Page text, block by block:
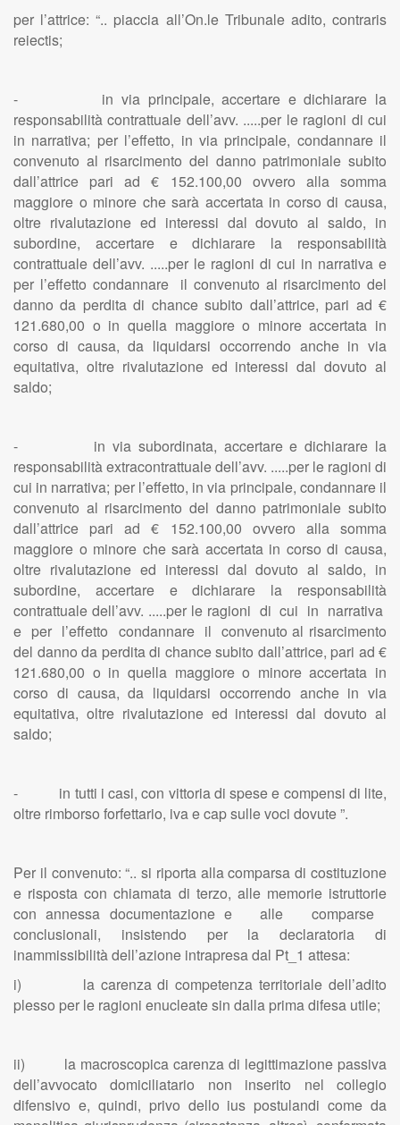
per l’attrice: “.. piaccia all’On.le Tribunale adito, contraris
reiectis;
- in via principale, accertare e dichiarare la
responsabilità contrattuale dell’avv. .....per le ragioni di cui
in narrativa; per l’effetto, in via principale, condannare il
convenuto al risarcimento del danno patrimoniale subito
dall’attrice pari ad € 152.100,00 ovvero alla somma
maggiore o minore che sarà accertata in corso di causa,
oltre rivalutazione ed interessi dal dovuto al saldo, in
subordine, accertare e dichiarare la responsabilità
contrattuale dell’avv. .....per le ragioni di cui in narrativa e
per l’effetto condannare il convenuto al risarcimento del
danno da perdita di chance subito dall’attrice, pari ad €
121.680,00 o in quella maggiore o minore accertata in
corso di causa, da liquidarsi occorrendo anche in via
equitativa, oltre rivalutazione ed interessi dal dovuto al
saldo;
- in via subordinata, accertare e dichiarare la
responsabilità extracontrattuale dell’avv. .....per le ragioni di
cui in narrativa; per l’effetto, in via principale, condannare il
convenuto al risarcimento del danno patrimoniale subito
dall’attrice pari ad € 152.100,00 ovvero alla somma
maggiore o minore che sarà accertata in corso di causa,
oltre rivalutazione ed interessi dal dovuto al saldo, in
subordine, accertare e dichiarare la responsabilità
contrattuale dell’avv. .....per le ragioni di cui in narrativa
e per l’effetto condannare il convenuto al risarcimento
del danno da perdita di chance subito dall’attrice, pari ad €
121.680,00 o in quella maggiore o minore accertata in
corso di causa, da liquidarsi occorrendo anche in via
equitativa, oltre rivalutazione ed interessi dal dovuto al
saldo;
- in tutti i casi, con vittoria di spese e compensi di lite,
oltre rimborso forfettario, iva e cap sulle voci dovute ”.
Per il convenuto: “.. si riporta alla comparsa di costituzione
e risposta con chiamata di terzo, alle memorie istruttorie
con annessa documentazione e alle comparse
conclusionali, insistendo per la declaratoria di
inammissibilità dell’azione intrapresa dal Pt_1 attesa:
i) la carenza di competenza territoriale dell’adito
plesso per le ragioni enucleate sin dalla prima difesa utile;
ii) la macroscopica carenza di legittimazione passiva
dell’avvocato domiciliatario non inserito nel collegio
difensivo e, quindi, privo dello ius postulandi come da